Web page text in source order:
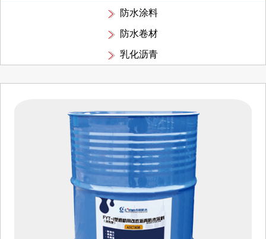
防水涂料
防水卷材
乳化沥青